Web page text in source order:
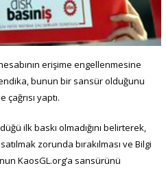
erişime engellenmesine
bunun bir sansür olduğunu
yaptı.
ilk baskı olmadığını belirterek,
zorunda bırakılması ve Bilgi
KaosGL.org’a sansürünü